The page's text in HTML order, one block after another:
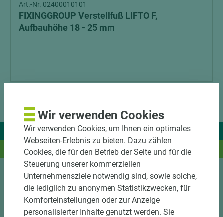
Art.-Nr. 02400010101
FIXINGGROUP Verstellfuß LIFTO F,
Aufbauhöhe 18 - 25 mm
Wir liefern Ideen.
Und das passende Holz dazu.
Sortiment
Kundenservice
Wir verwenden Cookies
Wir verwenden Cookies, um Ihnen ein optimales
Webseiten-Erlebnis zu bieten. Dazu zählen
Cookies, die für den Betrieb der Seite und für die
Steuerung unserer kommerziellen
Unternehmensziele notwendig sind, sowie solche,
die lediglich zu anonymen Statistikzwecken, für
Komforteinstellungen oder zur Anzeige
personalisierter Inhalte genutzt werden. Sie